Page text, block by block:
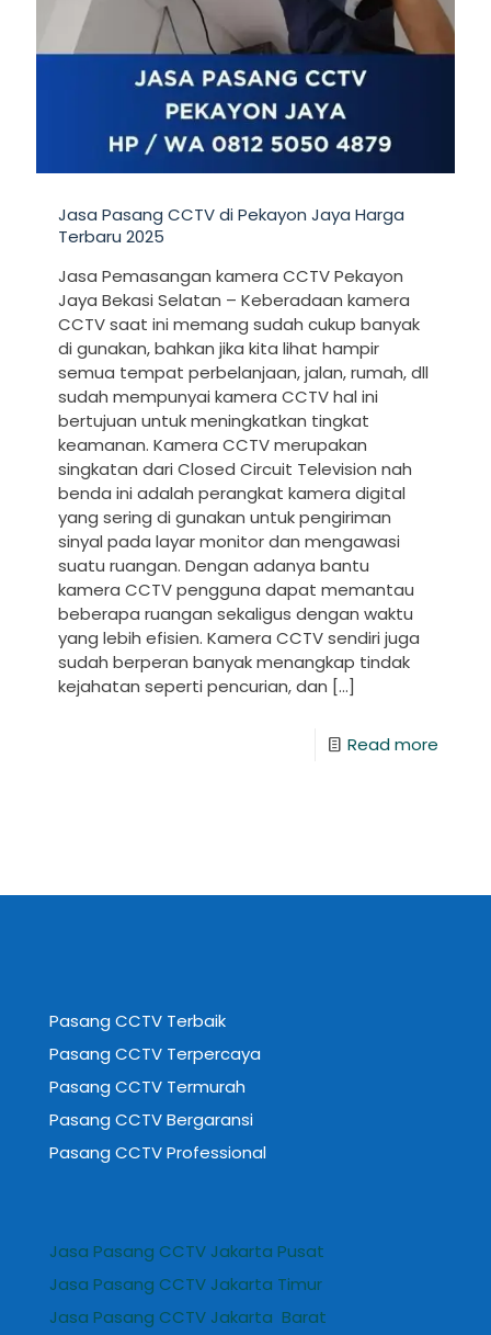
Jasa Pasang CCTV di Pekayon Jaya Harga
Terbaru 2025
Jasa Pemasangan kamera CCTV Pekayon
Jaya Bekasi Selatan – Keberadaan kamera
CCTV saat ini memang sudah cukup banyak
di gunakan, bahkan jika kita lihat hampir
semua tempat perbelanjaan, jalan, rumah, dll
sudah mempunyai kamera CCTV hal ini
bertujuan untuk meningkatkan tingkat
keamanan. Kamera CCTV merupakan
singkatan dari Closed Circuit Television nah
benda ini adalah perangkat kamera digital
yang sering di gunakan untuk pengiriman
sinyal pada layar monitor dan mengawasi
suatu ruangan. Dengan adanya bantu
kamera CCTV pengguna dapat memantau
beberapa ruangan sekaligus dengan waktu
yang lebih efisien. Kamera CCTV sendiri juga
sudah berperan banyak menangkap tindak
kejahatan seperti pencurian, dan […]
Read more
Pasang CCTV Terbaik
Pasang CCTV Terpercaya
Pasang CCTV Termurah
Pasang CCTV Bergaransi
Pasang CCTV Professional
Jasa Pasang CCTV Jakarta Pusat
Jasa Pasang CCTV Jakarta Timur
Jasa Pasang CCTV Jakarta Barat